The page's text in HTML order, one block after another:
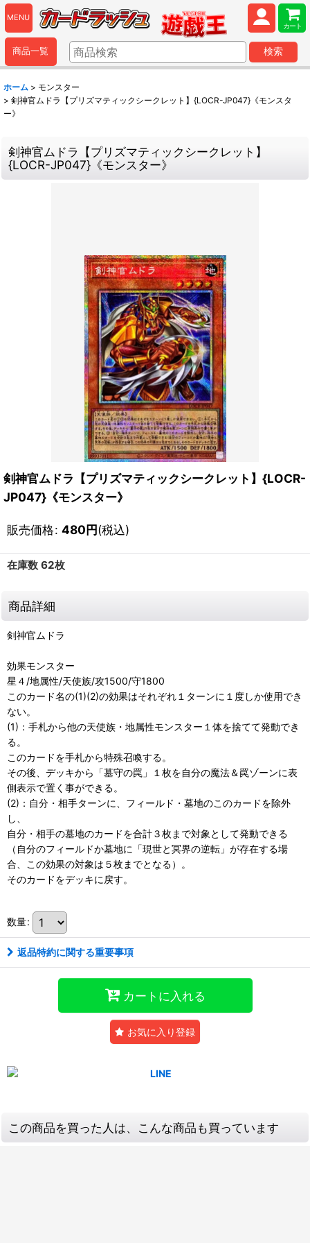
MENU
カート
商品一覧 検索
ホーム > モンスター
> 剣神官ムドラ【プリズマティックシークレット】{LOCR-JP047}《モンスタ
ー》
剣神官ムドラ【プリズマティックシークレット】
{LOCR-JP047}《モンスター》
剣神官ムドラ【プリズマティックシークレット】{LOCR-
JP047}《モンスター》
販売価格: 480円(税込)
在庫数 62枚
商品詳細
剣神官ムドラ
効果モンスター
星４/地属性/天使族/攻1500/守1800
このカード名の(1)(2)の効果はそれぞれ１ターンに１度しか使用でき
ない。
(1)：手札から他の天使族・地属性モンスター１体を捨てて発動でき
る。
このカードを手札から特殊召喚する。
その後、デッキから「墓守の罠」１枚を自分の魔法＆罠ゾーンに表
側表示で置く事ができる。
(2)：自分・相手ターンに、フィールド・墓地のこのカードを除外
し、
自分・相手の墓地のカードを合計３枚まで対象として発動できる
（自分のフィールドか墓地に「現世と冥界の逆転」が存在する場
合、この効果の対象は５枚までとなる）。
そのカードをデッキに戻す。
数量:
返品特約に関する重要事項
カートに入れる
お気に入り登録
この商品を買った人は、こんな商品も買っています